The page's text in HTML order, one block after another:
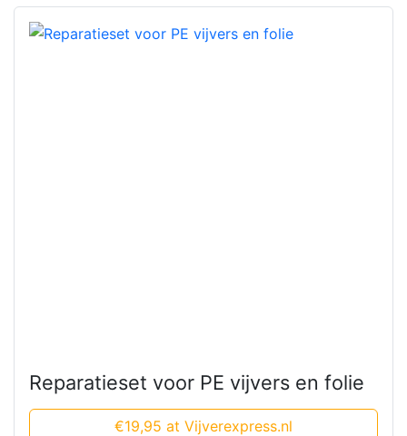
Reparatieset voor PE vijvers en folie
€19,95 at Vijverexpress.nl